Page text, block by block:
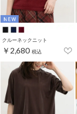
クルーネックニット
￥2,680 税込